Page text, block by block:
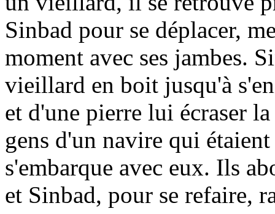
Sinbad pour se déplacer,
moment avec ses jambes.
vieillard en boit jusqu'à
et d'une pierre lui écraser
gens d'un navire qui
s'embarque avec eux. Ils
et Sinbad, pour se refaire,